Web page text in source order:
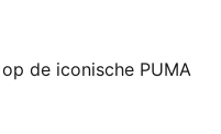
de iconische PUMA
jaren 2000, is de H-
Street mesh